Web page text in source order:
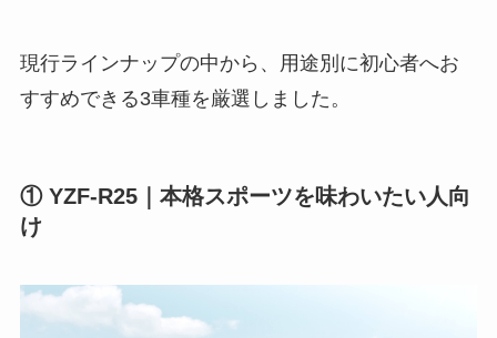
現行ラインナップの中から、用途別に初心者へお
すすめできる3車種を厳選しました。
① YZF-R25｜本格スポーツを味わいたい人向
け